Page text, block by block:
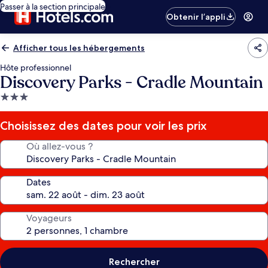
Passer à la section principale
Obtenir l’appli
Afficher tous les hébergements
Hôte professionnel
Discovery Parks - Cradle Mountain
Hébergement
3.0 étoiles
Choisissez des dates pour voir les prix
Où allez-vous ?
Dates
Voyageurs
Rechercher